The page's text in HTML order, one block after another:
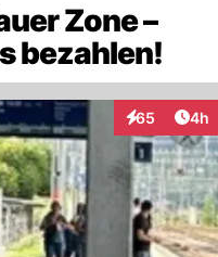
Zone –
bezahlen!
65
Interaktionen
4h